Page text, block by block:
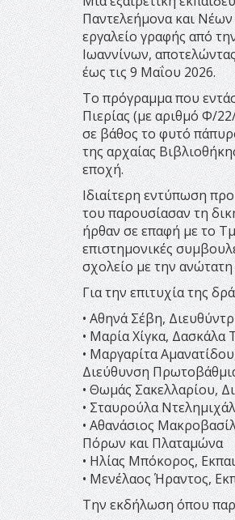
Παντελεήμονα και
εργαλείο γραφής από
Ιωαννίνων,
έως τις 9 Μαΐου 2026.
Το πρόγραμμα που
Πιερίας (με αριθμό Φ/
σε βάθος το φυτό
της αρχαίας
εποχή.
Ιδιαίτερη εντύπωση
του παρουσίασαν τη
ήρθαν σε επαφή με το
επιστημονικές
σχολείο με την ανώτατη
Για την επιτυχία της
• Αθηνά Σέβη,
• Μαρία Χίγκα, Δασκάλα
• Μαργαρίτα
Διεύθυνση
• Θωμάς Σακελλαρίου,
• Σταυρούλα
• Αθανάσιος
Πόρων και Πλαταμώνα
• Ηλίας Μπόκορος,
• Μενέλαος Ήραντος,
Την εκδήλωση όπου